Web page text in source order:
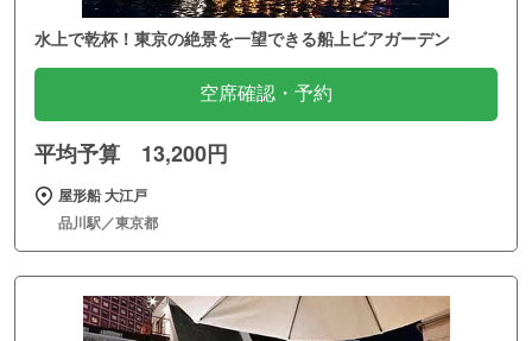
水上で乾杯！東京の絶景を一望できる船上ビアガーデン
空席確認・予約
平均予算 13,200円
屋形船 大江戸
品川駅／東京都